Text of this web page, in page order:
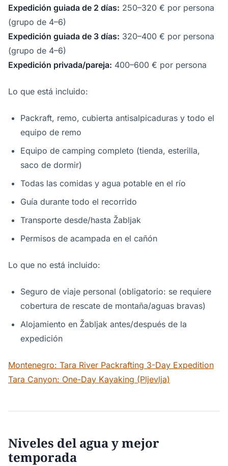
Expedición guiada de 2 días: 250–320 € por persona
(grupo de 4–6)
Expedición guiada de 3 días: 320–400 € por persona
(grupo de 4–6)
Expedición privada/pareja: 400–600 € por persona
Lo que está incluido:
Packraft, remo, cubierta antisalpicaduras y todo el
equipo de remo
Equipo de camping completo (tienda, esterilla,
saco de dormir)
Todas las comidas y agua potable en el río
Guía durante todo el recorrido
Transporte desde/hasta Žabljak
Permisos de acampada en el cañón
Lo que no está incluido:
Seguro de viaje personal (obligatorio: se requiere
cobertura de rescate de montaña/aguas bravas)
Alojamiento en Žabljak antes/después de la
expedición
Montenegro: Tara River Packrafting 3-Day Expedition
Tara Canyon: One-Day Kayaking (Pljevlja)
Niveles del agua y mejor
temporada